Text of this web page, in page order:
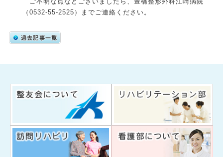
（0532-55-2525）までご連絡ください。